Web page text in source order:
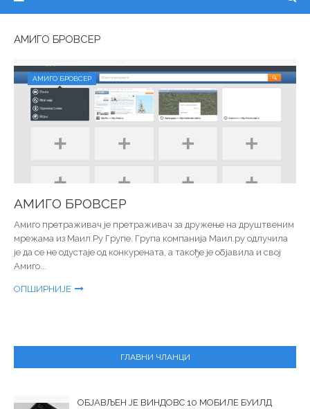
АМИГО БРОВСЕР
АМИГО БРОВСЕР
АМИГО БРОВСЕР
Амиго претраживач је претраживач за дружење на друштвеним
мрежама из Маил.Ру Групе. Група компанија Маил.ру одлучила
је да се не одустаје од конкурената, а такође је објавила и свој
Амиго...
ОПШИРНИЈЕ
ГЛАВНИ ЧЛАНЦИ
ОБЈАВЉЕН ЈЕ ВИНДОВС 10 МОБИЛЕ БУИЛД